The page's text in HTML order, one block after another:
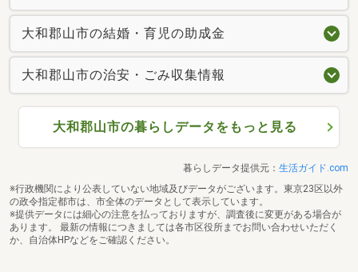
大和郡山市の結婚・育児の助成金
大和郡山市の治安・ごみ収集情報
大和郡山市の暮らしデータをもっと見る
暮らしデータ提供元： 生活ガイド.com
※行政機関により公表していない地域及びデータがございます。東京23区以外
の政令指定都市は、市全体のデータとして表示しています。
※提供データには細心の注意を払っておりますが、調査後に変更がある場合が
あります。 最新の情報につきましては各市区役所までお問い合わせいただく
か、自治体HPなどをご確認ください。